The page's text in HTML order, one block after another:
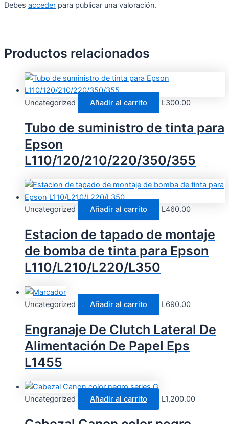
Debes acceder para publicar una valoración.
Productos relacionados
Uncategorized Añadir al carrito L300.00
Tubo de suministro de tinta para
Epson
L110/120/210/220/350/355
Uncategorized Añadir al carrito L460.00
Estacion de tapado de montaje
de bomba de tinta para Epson
L110/L210/L220/L350
Uncategorized Añadir al carrito L690.00
Engranaje De Clutch Lateral De
Alimentación De Papel Eps
L1455
Uncategorized Añadir al carrito L1,200.00